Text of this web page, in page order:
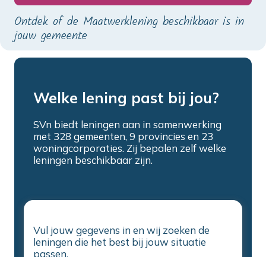
Ontdek of de Maatwerklening beschikbaar is in
jouw gemeente